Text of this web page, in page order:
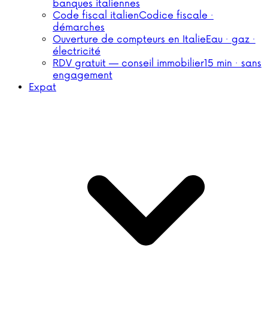
banques italiennes
Code fiscal italienCodice fiscale ·
démarches
Ouverture de compteurs en ItalieEau · gaz ·
électricité
RDV gratuit — conseil immobilier15 min · sans
engagement
Expat